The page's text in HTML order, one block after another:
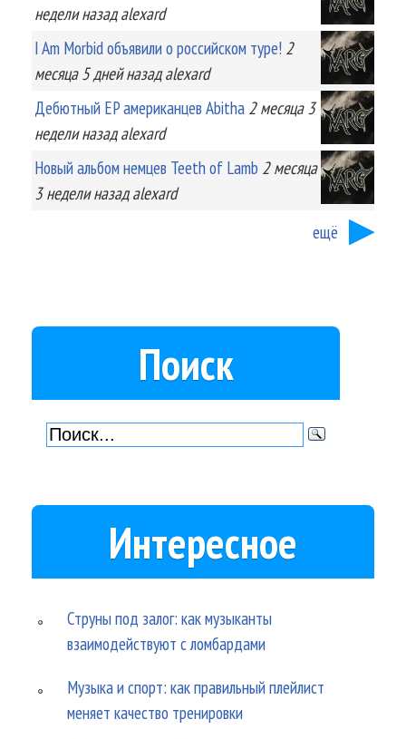
неделиназад alexard
I Am Morbid объявили о российском туре! 2
месяца 5 днейназад alexard
Дебютный EP американцев Abitha 2 месяца 3
неделиназад alexard
Новый альбом немцев Teeth of Lamb 2 месяца
3 неделиназад alexard
ещё
Поиск
Интересное
Струны под залог: как музыканты
взаимодействуют с ломбардами
Музыка и спорт: как правильный плейлист
меняет качество тренировки